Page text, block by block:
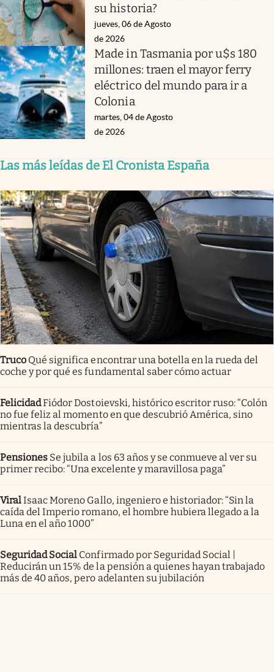
su historia?
jueves, 06 de Agosto
de 2026
Made in Tasmania por u$s 180
millones: traen el mayor ferry
eléctrico del mundo para ir a
Colonia
martes, 04 de Agosto
de 2026
Las más leídas de El Cronista España
Truco Qué significa encontrar una botella en la rueda del
coche y por qué es fundamental saber cómo actuar
FelicidadFiódor Dostoievski, histórico escritor ruso: “Colón
no fue feliz al momento en que descubrió América, sino
mientras la descubría”
Pensiones Se jubila a los 63 años y se conmueve al ver su
primer recibo: “Una excelente y maravillosa paga”
ViralIsaac Moreno Gallo, ingeniero e historiador: “Sin la
caída del Imperio romano, el hombre hubiera llegado a la
Luna en el año 1000”
Seguridad Social Confirmado por Seguridad Social |
Reducirán un 15% de la pensión a quienes hayan trabajado
más de 40 años, pero adelanten su jubilación